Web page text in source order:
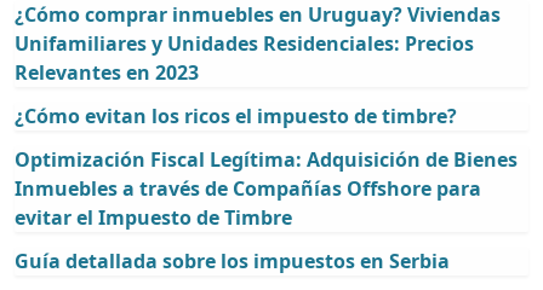
¿Cómo comprar inmuebles en Uruguay? Viviendas
Unifamiliares y Unidades Residenciales: Precios
Relevantes en 2023
¿Cómo evitan los ricos el impuesto de timbre?
Optimización Fiscal Legítima: Adquisición de Bienes
Inmuebles a través de Compañías Offshore para
evitar el Impuesto de Timbre
Guía detallada sobre los impuestos en Serbia